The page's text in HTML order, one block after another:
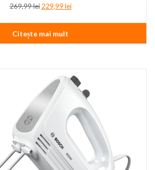
269,99lei Prețul
a
fost:
269,99 lei.
229,99 leiPrețul
este:
Citește mai mult